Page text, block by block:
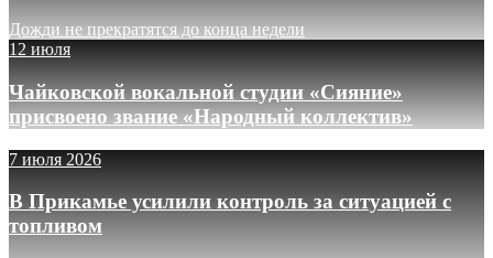
Дожди не прекратятся до конца недели
12 июля
Чайковской вокальной студии «Сияние»
присвоено звание «Народный коллектив»
7 июля 2026
В Прикамье усилили контроль за ситуацией с
топливом